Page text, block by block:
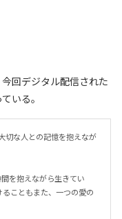
今回デジタル配信された
いる。
切な人との記憶を抱えなが
を抱えながら生きてい
こともまた、一つの愛の